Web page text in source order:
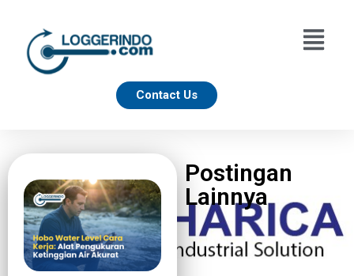
Contact Us
Postingan
Lainnya